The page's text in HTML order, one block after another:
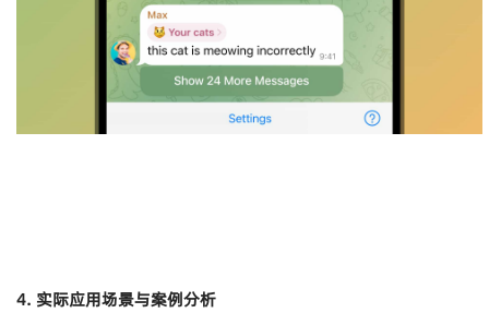
4. 实际应用场景与案例分析